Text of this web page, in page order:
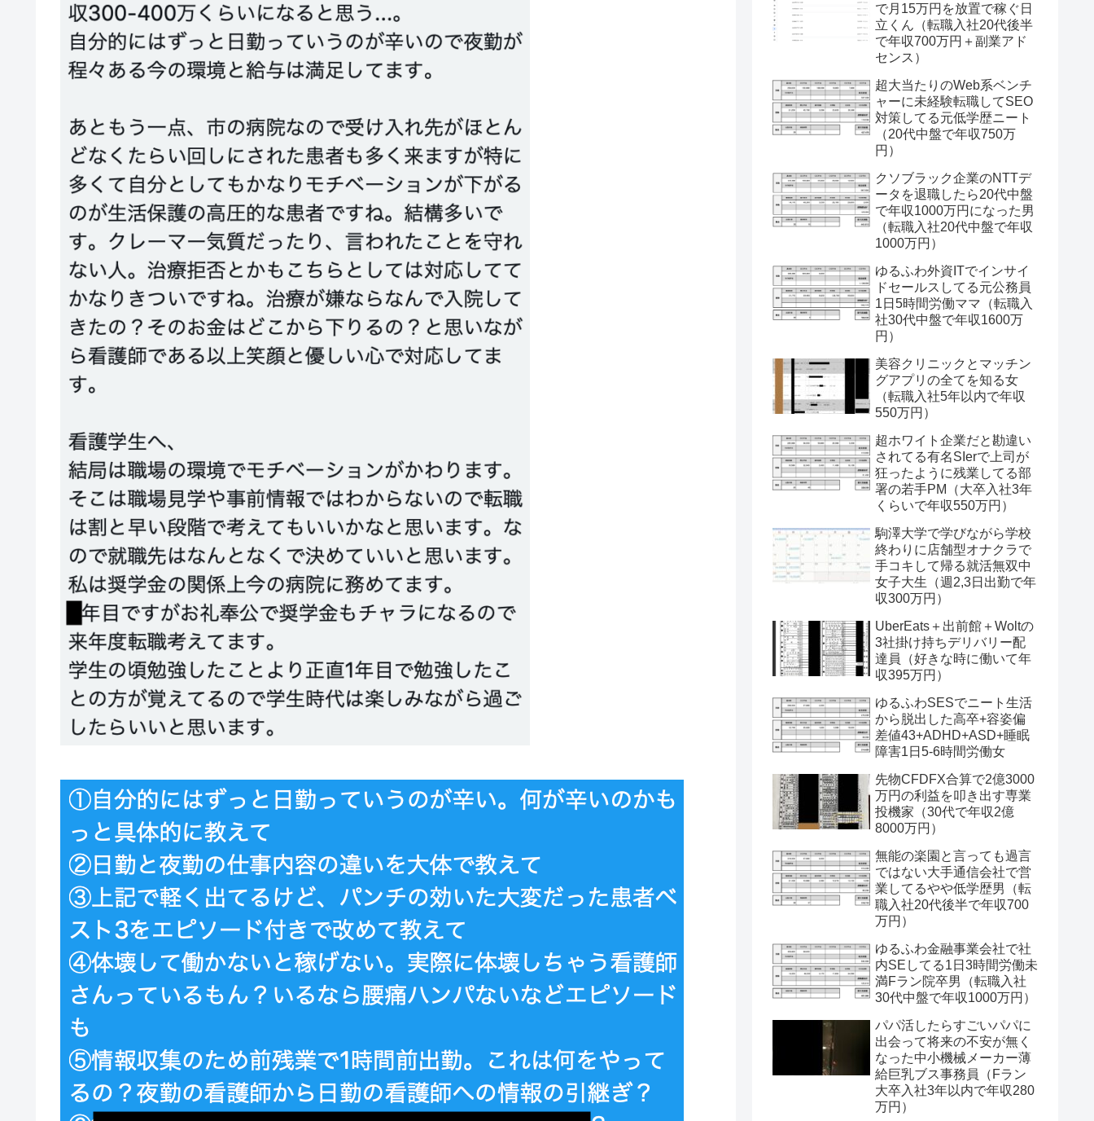
で月15万円を放置で稼ぐ日
立くん（転職入社20代後半
で年収700万円＋副業アド
センス）
超大当たりのWeb系ベンチ
ャーに未経験転職してSEO
対策してる元低学歴ニート
（20代中盤で年収750万
円）
クソブラック企業のNTTデ
ータを退職したら20代中盤
で年収1000万円になった男
（転職入社20代中盤で年収
1000万円）
ゆるふわ外資ITでインサイ
ドセールスしてる元公務員
1日5時間労働ママ（転職入
社30代中盤で年収1600万
円）
美容クリニックとマッチン
グアプリの全てを知る女
（転職入社5年以内で年収
550万円）
超ホワイト企業だと勘違い
されてる有名SIerで上司が
狂ったように残業してる部
署の若手PM（大卒入社3年
くらいで年収550万円）
駒澤大学で学びながら学校
終わりに店舗型オナクラで
手コキして帰る就活無双中
女子大生（週2,3日出勤で年
収300万円）
UberEats＋出前館＋Woltの
3社掛け持ちデリバリー配
達員（好きな時に働いて年
収395万円）
ゆるふわSESでニート生活
から脱出した高卒+容姿偏
差値43+ADHD+ASD+睡眠
障害1日5-6時間労働女
先物CFDFX合算で2億3000
万円の利益を叩き出す専業
投機家（30代で年収2億
8000万円）
無能の楽園と言っても過言
ではない大手通信会社で営
業してるやや低学歴男（転
職入社20代後半で年収700
万円）
ゆるふわ金融事業会社で社
内SEしてる1日3時間労働未
満Fラン院卒男（転職入社
30代中盤で年収1000万円）
パパ活したらすごいパパに
出会って将来の不安が無く
なった中小機械メーカー薄
給巨乳ブス事務員（Fラン
大卒入社3年以内で年収280
万円）